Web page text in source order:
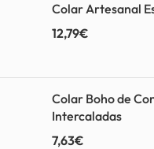
Colar Artesanal
12,79€
Colar Boho de
Intercaladas
7,63€